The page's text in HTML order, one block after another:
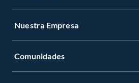
Tiendas y horarios
Registrate
Nuestra Empresa
Sobre Nosotros
Comunidades